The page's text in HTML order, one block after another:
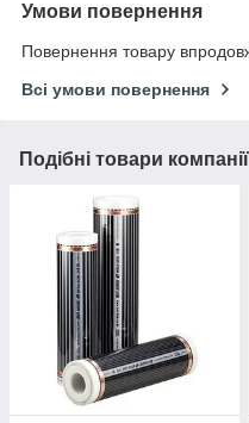
Умови повернення
Повернення товару
Всі умови повернення
Подібні товари компанії